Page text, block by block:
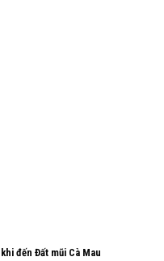
đến Đất mũi Cà Mau